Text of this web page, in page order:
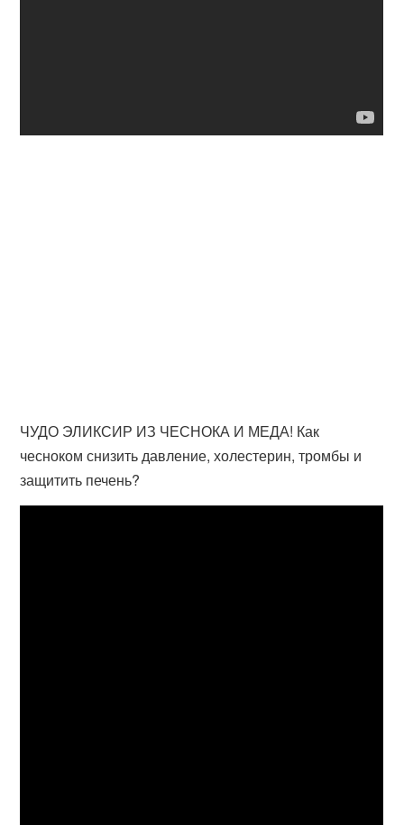
ЧУДО ЭЛИКСИР ИЗ ЧЕСНОКА И МЕДА! Как
чесноком снизить давление, холестерин, тромбы и
защитить печень?